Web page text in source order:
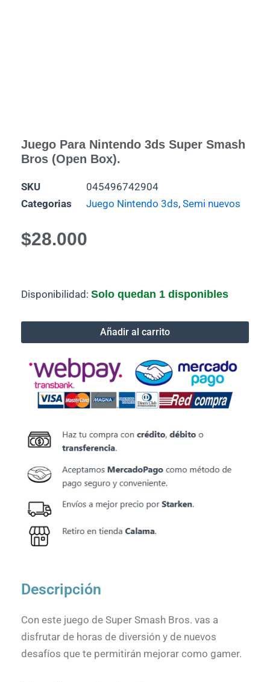
Juego Para Nintendo 3ds Super Smash
Bros (Open Box).
SKU
045496742904
Categorias
Juego Nintendo 3ds, Semi nuevos
$28.000
Disponibilidad: Solo quedan 1 disponibles
Juego
para
Bros
(Open
Box).
cantidad
Añadir al carrito
Descripción
Con este juego de Super Smash Bros. vas a
disfrutar de horas de diversión y de nuevos
desafíos que te permitirán mejorar como gamer.